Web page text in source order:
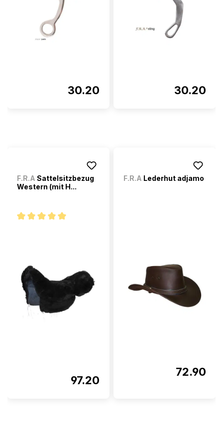
30.20 30.20
F.R.A Sattelsitzbezug
Western (mit H...
97.20
F.R.A Lederhut adjamo
72.90